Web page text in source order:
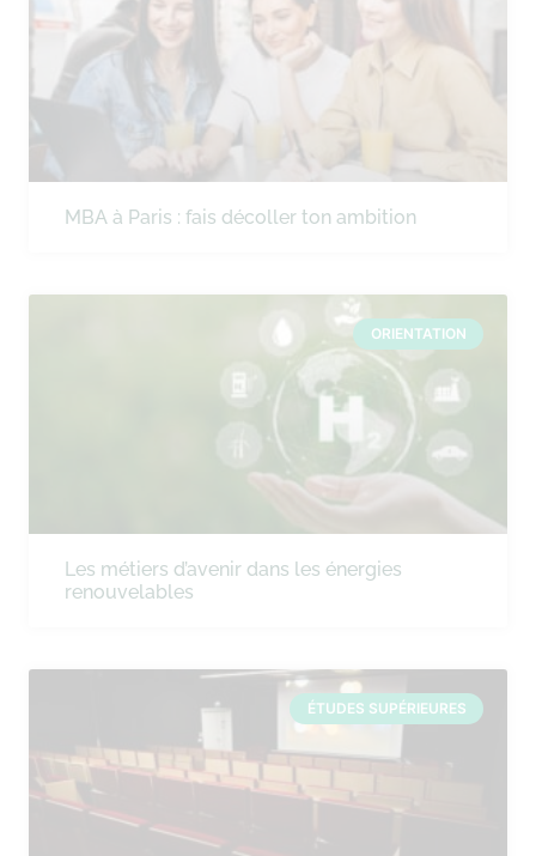
MBA à Paris : fais décoller ton ambition
ORIENTATION
Les métiers d’avenir dans les énergies
renouvelables
ÉTUDES SUPÉRIEURES